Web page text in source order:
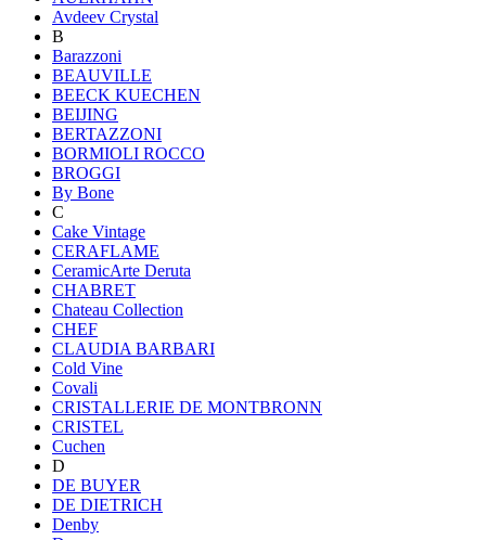
Avdeev Crystal
B
Barazzoni
BEAUVILLE
BEECK KUECHEN
BEIJING
BERTAZZONI
BORMIOLI ROCCO
BROGGI
By Bone
C
Cake Vintage
CERAFLAME
CeramicArte Deruta
CHABRET
Chateau Collection
CHEF
CLAUDIA BARBARI
Cold Vine
Covali
CRISTALLERIE DE MONTBRONN
CRISTEL
Cuchen
D
DE BUYER
DE DIETRICH
Denby